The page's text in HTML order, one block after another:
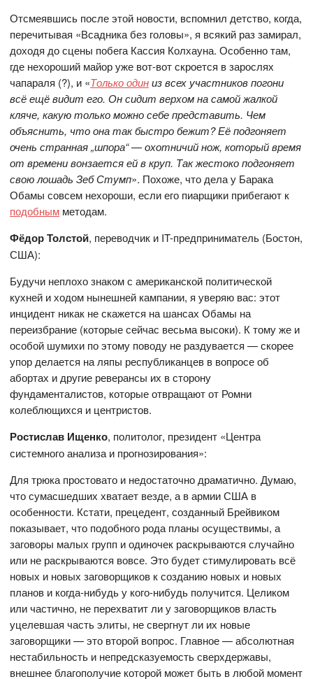
Отсмеявшись после этой новости, вспомнил детство, когда,
перечитывая «Всадника без головы», я всякий раз замирал,
доходя до сцены побега Кассия Колхауна. Особенно там,
где нехороший майор уже вот-вот скроется в зарослях
чапараля (?), и «Только одиниз всех участников погони
всё ещё видит его. Он сидит верхом на самой жалкой
кляче, какую только можно себе представить. Чем
объяснить, что она так быстро бежит? Её подгоняет
очень странная „шпора“ — охотничий нож, который время
от времени вонзается ей в круп. Так жестоко подгоняет
свою лошадь Зеб Стумп». Похоже, что дела у Барака
Обамы совсем нехороши, если его пиарщики прибегают к
подобным методам.
Фёдор Толстой, переводчик и IT-предприниматель (Бостон,
США):
Будучи неплохо знаком с американской политической
кухней и ходом нынешней кампании, я уверяю вас: этот
инцидент никак не скажется на шансах Обамы на
переизбрание (которые сейчас весьма высоки). К тому же и
особой шумихи по этому поводу не раздувается — скорее
упор делается на ляпы республиканцев в вопросе об
абортах и другие реверансы их в сторону
фундаменталистов, которые отвращают от Ромни
колеблющихся и центристов.
Ростислав Ищенко, политолог, президент «Центра
системного анализа и прогнозирования»:
Для трюка простовато и недостаточно драматично. Думаю,
что сумасшедших хватает везде, а в армии США в
особенности. Кстати, прецедент, созданный Брейвиком
показывает, что подобного рода планы осуществимы, а
заговоры малых групп и одиночек раскрываются случайно
или не раскрываются вовсе. Это будет стимулировать всё
новых и новых заговорщиков к созданию новых и новых
планов и когда-нибудь у кого-нибудь получится. Целиком
или частично, не перехватит ли у заговорщиков власть
уцелевшая часть элиты, не свергнут ли их новые
заговорщики — это второй вопрос. Главное — абсолютная
нестабильность и непредсказуемость сверхдержавы,
внешнее благополучие которой может быть в любой момент